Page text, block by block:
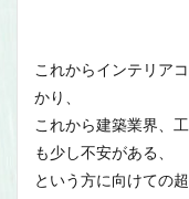
これからインテリア
かり、
これから建築業界、
も少し不安がある、
という方に向けての